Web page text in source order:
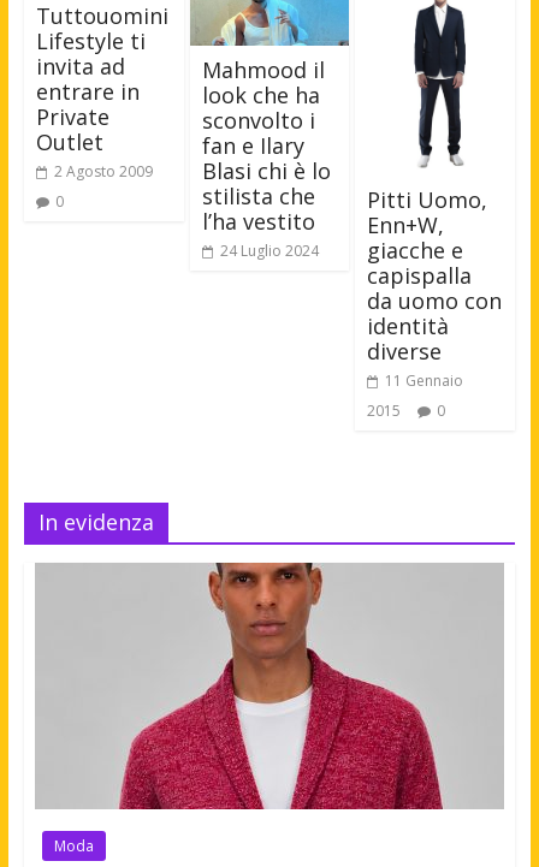
Tuttouomini
Lifestyle ti
invita ad
entrare in
Private
Outlet
2 Agosto 2009
0
Mahmood il
look che ha
sconvolto i
fan e Ilary
Blasi chi è lo
stilista che
l’ha vestito
24 Luglio 2024
Pitti Uomo,
Enn+W,
giacche e
capispalla
da uomo con
identità
diverse
11 Gennaio
2015
0
In evidenza
Moda